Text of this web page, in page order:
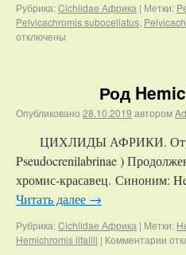
Рубрика:Cichlidae Африка | Метки:
Pelvicachromis subocellatus,
отключены
Род
Опубликовано 28.10.2019 автором
ЦИХЛИДЫ АФРИКИ. Отряд
Pseudocrenilabrinae )
хромис-красавец. Синоним:
Читать далее →
Рубрика:Cichlidae Африка | Метки:
Hemichromis lifalili | Комментарии